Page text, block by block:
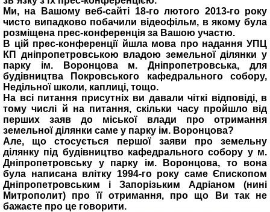
Ми, на Вашому веб-сайті 18-го лютого 2013-го року
чисто випадково побачили відеофільм, в якому була
розміщена прес-конференція за Вашою участю.
В цій прес-конференції йшла мова про надання УПЦ
КП дніпропетровською владою земельної ділянки у
парку ім. Воронцова м. Дніпропетровська, для
будівництва Покровського кафедрального собору,
Недільної школи, каплиці, тощо.
На всі питання присутніх ви давали чіткі відповіді, в
тому числі й на питання, скільки часу пройшло від
перших заяв до міської влади про отримання
земельної ділянки саме у парку ім. Воронцова?
Але, що стосується першої заяви про земельну
ділянку під будівництво кафедрального собору у м.
Дніпропетровську у парку ім. Воронцова, то вона
була написана влітку 1994-го року саме Єпископом
Дніпропетровським і Запорізьким Адріаном (нині
Митрополит) про її отримання, про що Ви так не
бажаєте про це говорити.